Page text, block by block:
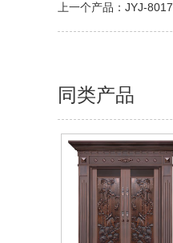
上一个产品： JYJ-8017
同类产品